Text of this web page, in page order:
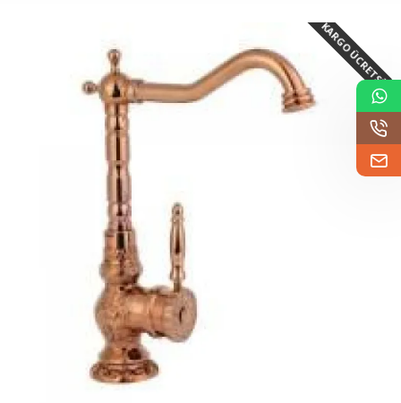
KARGO ÜCRETSIZ!